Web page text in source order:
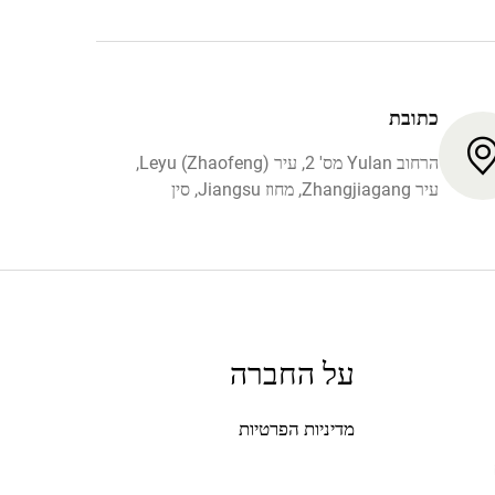
כתובת
הרחוב Yulan מס' 2, עיר Leyu (Zhaofeng),
עיר Zhangjiagang, מחוז Jiangsu, סין
על החברה
מדיניות הפרטיות